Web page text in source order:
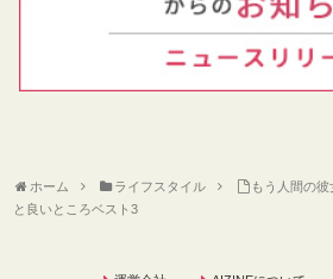
ホーム ライフスタイル
もう人間の
と良いところベスト3